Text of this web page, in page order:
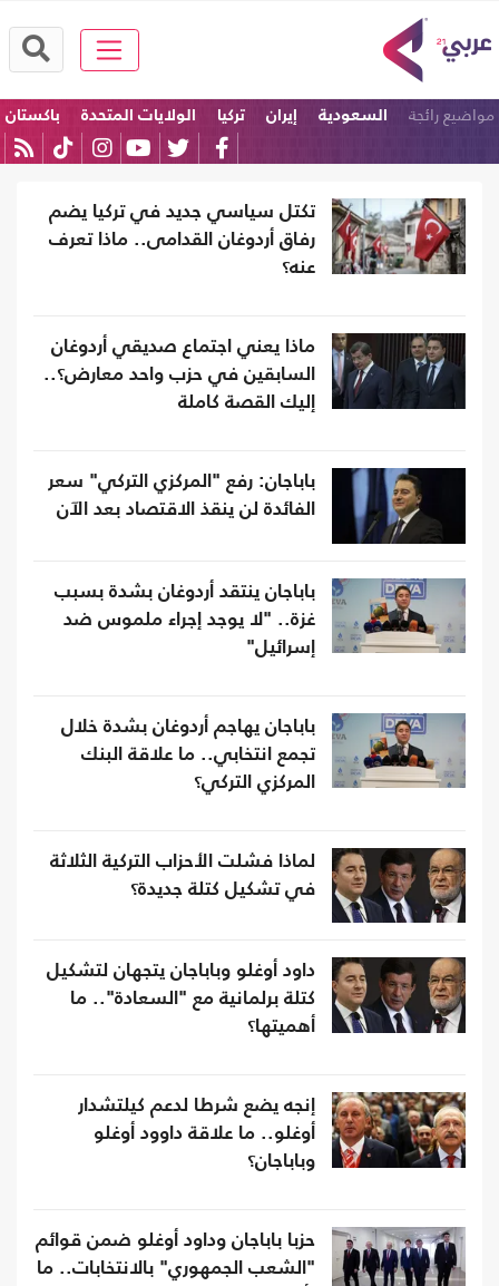
مواضيع رائجة السعودية إيران تركيا الولايات المتحدة
باكستان
تكتل سياسي جديد في تركيا يضم
رفاق أردوغان القدامى.. ماذا تعرف
عنه؟
ماذا يعني اجتماع صديقي أردوغان
السابقين في حزب واحد معارض؟..
إليك القصة كاملة
باباجان: رفع "المركزي التركي" سعر
الفائدة لن ينقذ الاقتصاد بعد الآن
باباجان ينتقد أردوغان بشدة بسبب
غزة.. "لا يوجد إجراء ملموس ضد
إسرائيل"
باباجان يهاجم أردوغان بشدة خلال
تجمع انتخابي.. ما علاقة البنك
المركزي التركي؟
لماذا فشلت الأحزاب التركية الثلاثة
في تشكيل كتلة جديدة؟
داود أوغلو وباباجان يتجهان لتشكيل
كتلة برلمانية مع "السعادة".. ما
أهميتها؟
إنجه يضع شرطا لدعم كيلتشدار
أوغلو.. ما علاقة داوود أوغلو
وباباجان؟
حزبا باباجان وداود أوغلو ضمن قوائم
"الشعب الجمهوري" بالانتخابات.. ما